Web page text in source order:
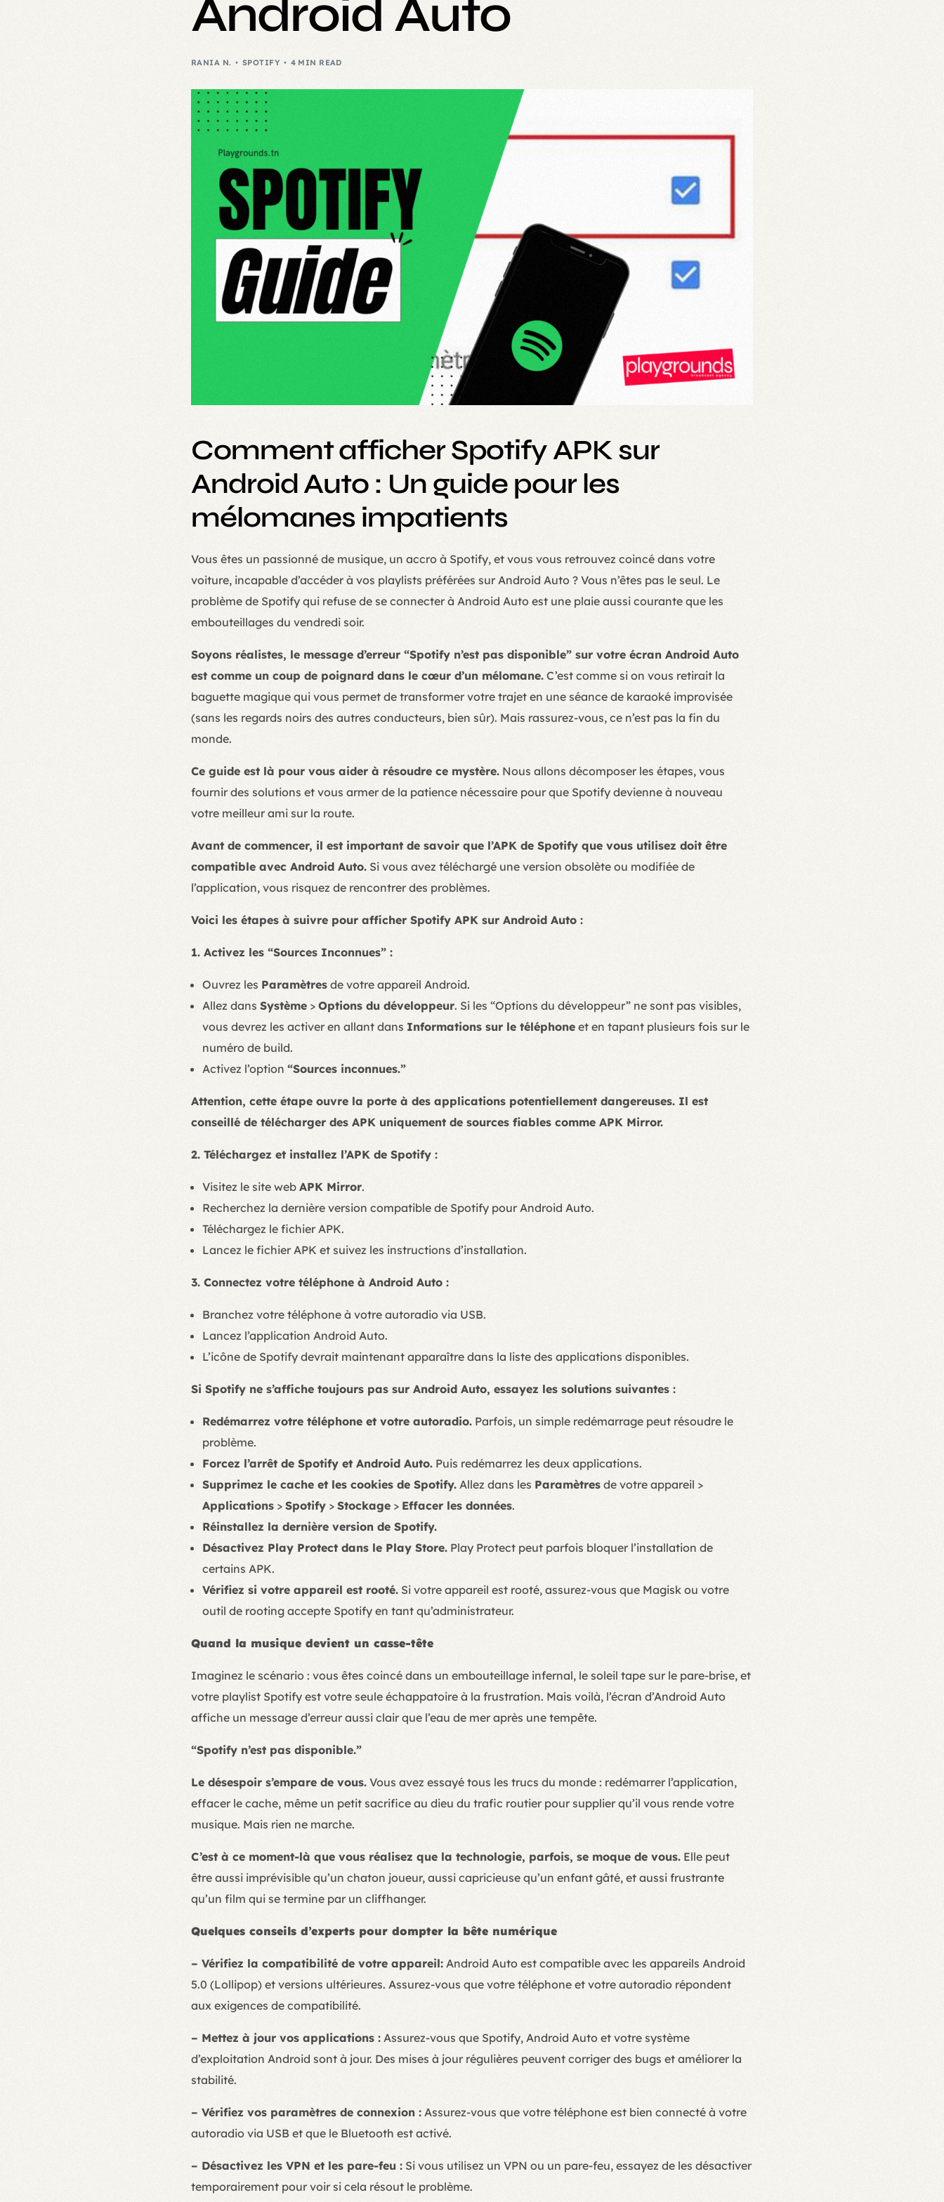
Android Auto
RANIA N. SPOTIFY 4 MIN READ
Comment afficher Spotify APK sur
Android Auto : Un guide pour les
mélomanes impatients
Vous êtes un passionné de musique, un accro à Spotify, et vous vous retrouvez coincé dans votre
voiture, incapable d’accéder à vos playlists préférées sur Android Auto ? Vous n’êtes pas le seul. Le
problème de Spotify qui refuse de se connecter à Android Auto est une plaie aussi courante que les
embouteillages du vendredi soir.
Soyons réalistes, le message d’erreur “Spotify n’est pas disponible” sur votre écran Android Auto
est comme un coup de poignard dans le cœur d’un mélomane.C’est comme si on vous retirait la
baguette magique qui vous permet de transformer votre trajet en une séance de karaoké improvisée
(sans les regards noirs des autres conducteurs, bien sûr). Mais rassurez-vous, ce n’est pas la fin du
monde.
Ce guide est là pour vous aider à résoudre ce mystère.Nous allons décomposer les étapes, vous
fournir des solutions et vous armer de la patience nécessaire pour que Spotify devienne à nouveau
votre meilleur ami sur la route.
Avant de commencer, il est important de savoir que l’APK de Spotify que vous utilisez doit être
compatible avec Android Auto.Si vous avez téléchargé une version obsolète ou modifiée de
l’application, vous risquez de rencontrer des problèmes.
Voici les étapes à suivre pour afficher Spotify APK sur Android Auto :
1. Activez les “Sources Inconnues” :
Ouvrez les Paramètresde votre appareil Android.
Allez dans Système> Options du développeur. Si les “Options du développeur” ne sont pas visibles,
vous devrez les activer en allant dans Informations sur le téléphoneet en tapant plusieurs fois sur le
numéro de build.
Activez l’option “Sources inconnues.”
Attention, cette étape ouvre la porte à des applications potentiellement dangereuses. Il est
conseillé de télécharger des APK uniquement de sources fiables comme APK Mirror.
2. Téléchargez et installez l’APK de Spotify :
Visitez le site web APK Mirror.
Recherchez la dernière version compatible de Spotify pour Android Auto.
Téléchargez le fichier APK.
Lancez le fichier APK et suivez les instructions d’installation.
3. Connectez votre téléphone à Android Auto :
Branchez votre téléphone à votre autoradio via USB.
Lancez l’application Android Auto.
L’icône de Spotify devrait maintenant apparaître dans la liste des applications disponibles.
Si Spotify ne s’affiche toujours pas sur Android Auto, essayez les solutions suivantes :
Redémarrez votre téléphone et votre autoradio.Parfois, un simple redémarrage peut résoudre le
problème.
Forcez l’arrêt de Spotify et Android Auto.Puis redémarrez les deux applications.
Supprimez le cache et les cookies de Spotify.Allez dans les Paramètresde votre appareil >
Applications> Spotify> Stockage> Effacer les données.
Réinstallez la dernière version de Spotify.
Désactivez Play Protect dans le Play Store.Play Protect peut parfois bloquer l’installation de
certains APK.
Vérifiez si votre appareil est rooté.Si votre appareil est rooté, assurez-vous que Magisk ou votre
outil de rooting accepte Spotify en tant qu’administrateur.
Quand la musique devient un casse-tête
Imaginez le scénario : vous êtes coincé dans un embouteillage infernal, le soleil tape sur le pare-brise, et
votre playlist Spotify est votre seule échappatoire à la frustration. Mais voilà, l’écran d’Android Auto
affiche un message d’erreur aussi clair que l’eau de mer après une tempête.
“Spotify n’est pas disponible.”
Le désespoir s’empare de vous.Vous avez essayé tous les trucs du monde : redémarrer l’application,
effacer le cache, même un petit sacrifice au dieu du trafic routier pour supplier qu’il vous rende votre
musique. Mais rien ne marche.
C’est à ce moment-là que vous réalisez que la technologie, parfois, se moque de vous.Elle peut
être aussi imprévisible qu’un chaton joueur, aussi capricieuse qu’un enfant gâté, et aussi frustrante
qu’un film qui se termine par un cliffhanger.
Quelques conseils d’experts pour dompter la bête numérique
– Vérifiez la compatibilité de votre appareil:Android Auto est compatible avec les appareils Android
5.0 (Lollipop) et versions ultérieures. Assurez-vous que votre téléphone et votre autoradio répondent
aux exigences de compatibilité.
– Mettez à jour vos applications :Assurez-vous que Spotify, Android Auto et votre système
d’exploitation Android sont à jour. Des mises à jour régulières peuvent corriger des bugs et améliorer la
stabilité.
– Vérifiez vos paramètres de connexion :Assurez-vous que votre téléphone est bien connecté à votre
autoradio via USB et que le Bluetooth est activé.
– Désactivez les VPN et les pare-feu :Si vous utilisez un VPN ou un pare-feu, essayez de les désactiver
temporairement pour voir si cela résout le problème.